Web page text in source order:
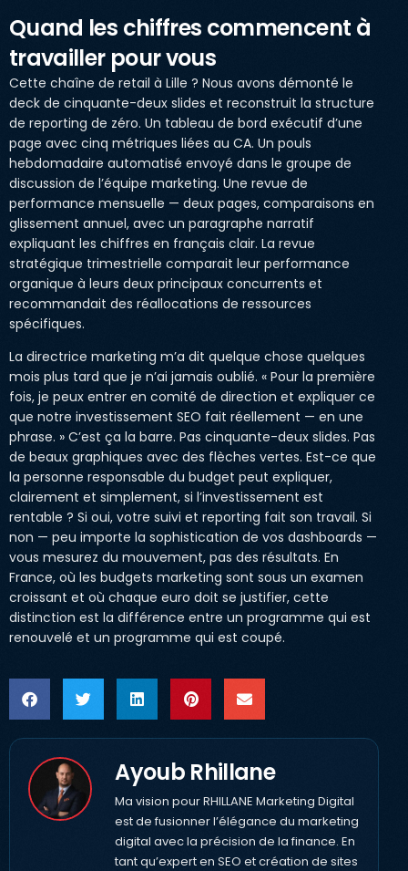
Quand les chiffres commencent à
travailler pour vous
Cette chaîne de retail à Lille ? Nous avons démonté le
deck de cinquante-deux slides et reconstruit la structure
de reporting de zéro. Un tableau de bord exécutif d’une
page avec cinq métriques liées au CA. Un pouls
hebdomadaire automatisé envoyé dans le groupe de
discussion de l’équipe marketing. Une revue de
performance mensuelle — deux pages, comparaisons en
glissement annuel, avec un paragraphe narratif
expliquant les chiffres en français clair. La revue
stratégique trimestrielle comparait leur performance
organique à leurs deux principaux concurrents et
recommandait des réallocations de ressources
spécifiques.
La directrice marketing m’a dit quelque chose quelques
mois plus tard que je n’ai jamais oublié. « Pour la première
fois, je peux entrer en comité de direction et expliquer ce
que notre investissement SEO fait réellement — en une
phrase. » C’est ça la barre. Pas cinquante-deux slides. Pas
de beaux graphiques avec des flèches vertes. Est-ce que
la personne responsable du budget peut expliquer,
clairement et simplement, si l’investissement est
rentable ? Si oui, votre suivi et reporting fait son travail. Si
non — peu importe la sophistication de vos dashboards —
vous mesurez du mouvement, pas des résultats. En
France, où les budgets marketing sont sous un examen
croissant et où chaque euro doit se justifier, cette
distinction est la différence entre un programme qui est
renouvelé et un programme qui est coupé.
Ayoub Rhillane
Ma vision pour RHILLANE Marketing Digital
est de fusionner l’élégance du marketing
digital avec la précision de la finance. En
tant qu’expert en SEO et création de sites